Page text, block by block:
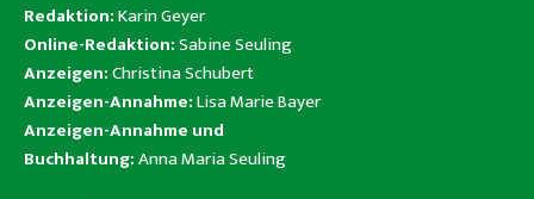
Redaktion:Karin Geyer
Online-Redaktion:Sabine Seuling
Anzeigen:Christina Schubert
Anzeigen-Annahme:Lisa Marie Bayer
Anzeigen-Annahme und
Buchhaltung:Anna Maria Seuling